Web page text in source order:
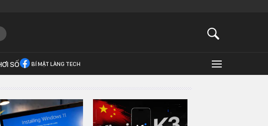
SỐ BÍ MẬT LÀNG TECH